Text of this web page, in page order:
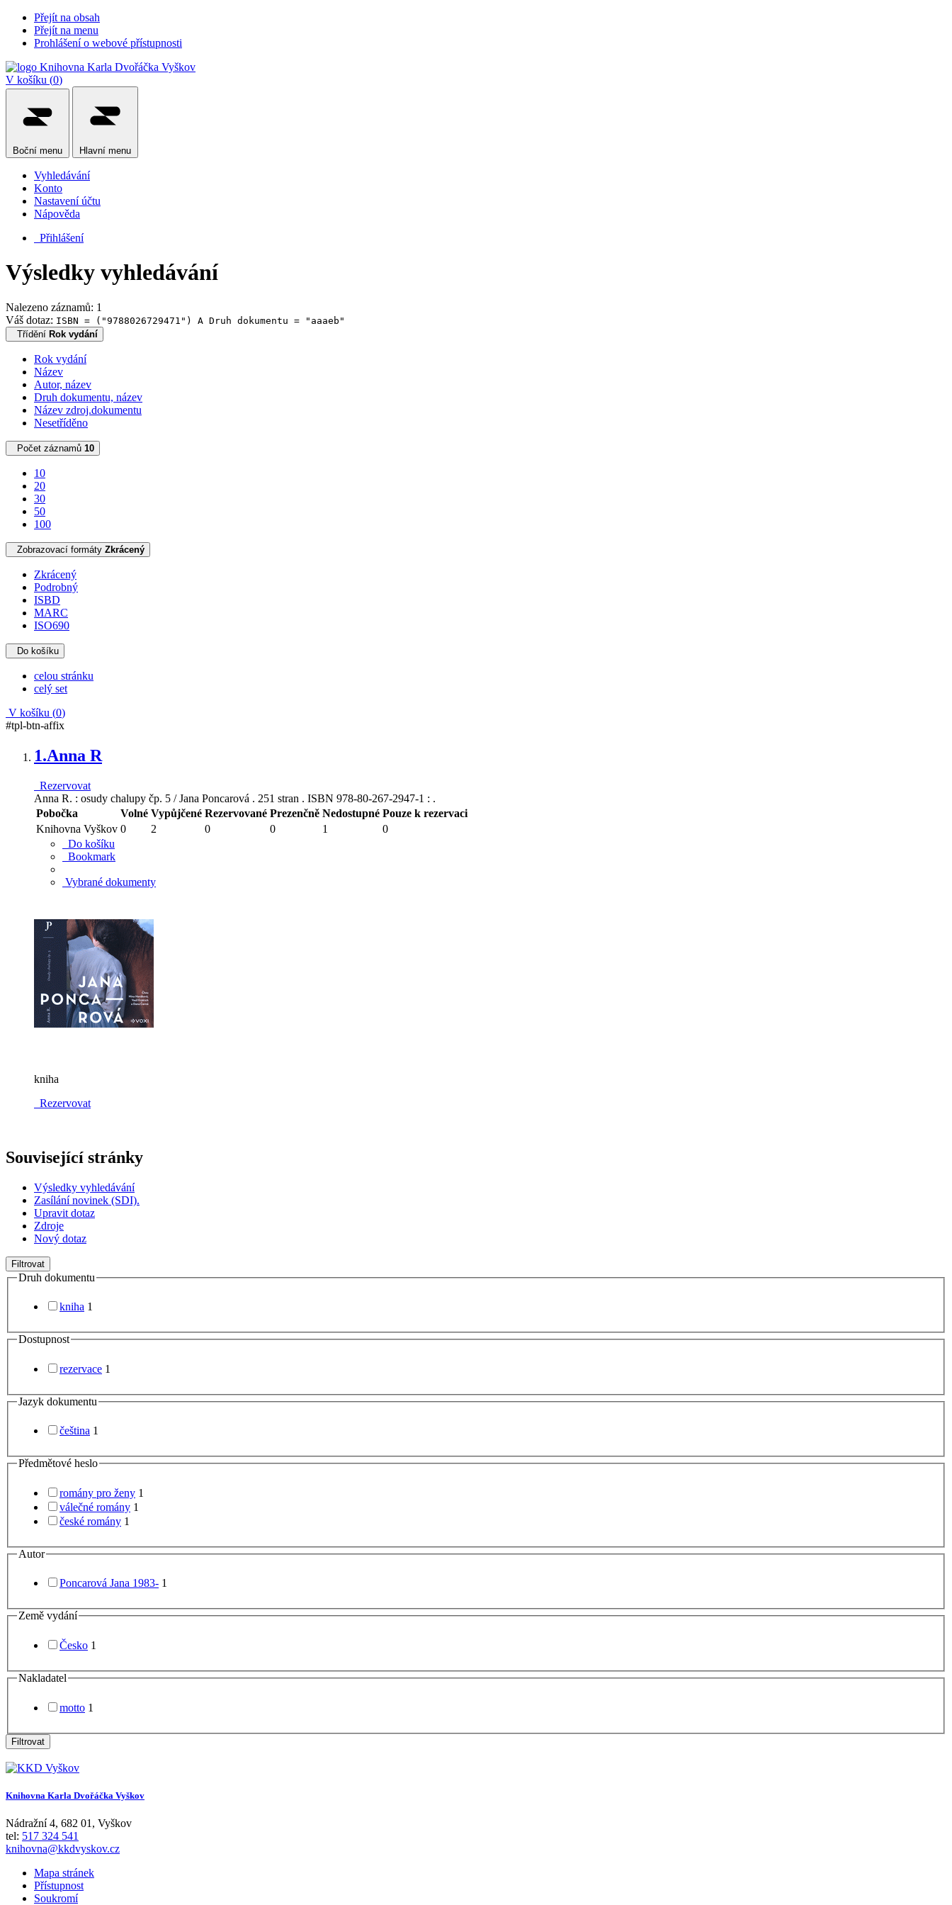
Přejít na obsah
Přejít na menu
Prohlášení o webové přístupnosti
V košíku (0)
Boční menu Hlavní menu
Vyhledávání
Konto
Nastavení účtu
Nápověda
Přihlášení
Výsledky vyhledávání
Nalezeno záznamů: 1
Váš dotaz: ISBN = ("9788026729471") A Druh dokumentu = "aaaeb"
Třídění Rok vydání
Rok vydání
Název
Autor, název
Druh dokumentu, název
Název zdroj.dokumentu
Nesetříděno
Počet záznamů 10
10
20
30
50
100
Zobrazovací formáty Zkrácený
Zkrácený
Podrobný
ISBD
MARC
ISO690
Do košíku
celou stránku
celý set
V košíku (0)
#tpl-btn-affix
1.Anna R
Rezervovat
Anna R. : osudy chalupy čp. 5 / Jana Poncarová . 251 stran . ISBN 978-80-267-2947-1 : .
Pobočka
Volné Vypůjčené Rezervované Prezenčně Nedostupné Pouze k rezervaci
Knihovna Vyškov 0 2 0 0 1
0
Do košíku
Bookmark
Vybrané dokumenty
kniha
Rezervovat
Související stránky
Výsledky vyhledávání
Zasílání novinek (SDI).
Upravit dotaz
Zdroje
Nový dotaz
Filtrovat
Druh dokumentu
kniha 1
Dostupnost
rezervace 1
Jazyk dokumentu
čeština 1
Předmětové heslo
romány pro ženy 1
válečné romány 1
české romány 1
Autor
Poncarová Jana 1983- 1
Země vydání
Česko 1
Nakladatel
motto 1
Filtrovat
Knihovna Karla Dvořáčka Vyškov
Nádražní 4, 682 01 , Vyškov
tel: 517 324 541
knihovna@kkdvyskov.cz
Mapa stránek
Přístupnost
Soukromí